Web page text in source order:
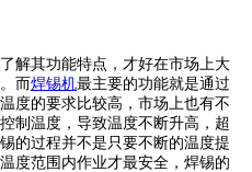
其功能特点，才好在市场上大
而焊锡机最主要的功能就是通过
度的要求比较高，市场上也有不
制温度，导致温度不断升高，超
的过程并不是只要不断的温度提
度范围内作业才最安全，焊锡的